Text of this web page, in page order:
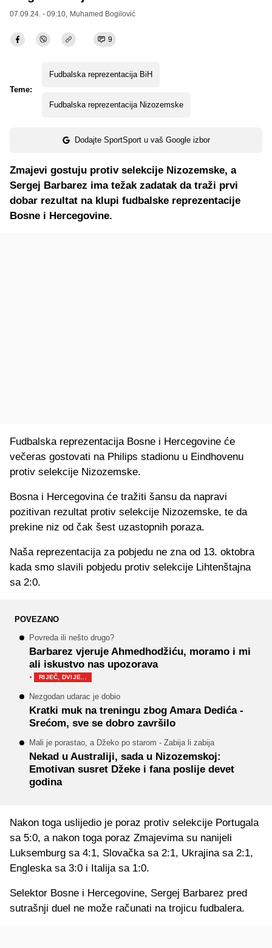
07.09.24. - 09:10, Muhamed Bogilović
9
Teme:
Fudbalska reprezentacija BiH
Fudbalska reprezentacija Nizozemske
Dodajte SportSport u vaš Google izbor
Zmajevi gostuju protiv selekcije Nizozemske, a
Sergej Barbarez ima težak zadatak da traži prvi
dobar rezultat na klupi fudbalske reprezentacije
Bosne i Hercegovine.
Fudbalska reprezentacija Bosne i Hercegovine će
večeras gostovati na Philips stadionu u Eindhovenu
protiv selekcije Nizozemske.
Bosna i Hercegovina će tražiti šansu da napravi
pozitivan rezultat protiv selekcije Nizozemske, te da
prekine niz od čak šest uzastopnih poraza.
Naša reprezentacija za pobjedu ne zna od 13. oktobra
kada smo slavili pobjedu protiv selekcije Lihtenštajna
sa 2:0.
POVEZANO
Povreda ili nešto drugo?
Barbarez vjeruje Ahmedhodžiću, moramo i mi
ali iskustvo nas upozorava
· RIJEČ, DVIJE...
Nezgodan udarac je dobio
Kratki muk na treningu zbog Amara Dedića -
Srećom, sve se dobro završilo
Mali je porastao, a Džeko po starom - Zabija li zabija
Nekad u Australiji, sada u Nizozemskoj:
Emotivan susret Džeke i fana poslije devet
godina
Nakon toga uslijedio je poraz protiv selekcije Portugala
sa 5:0, a nakon toga poraz Zmajevima su nanijeli
Luksemburg sa 4:1, Slovačka sa 2:1, Ukrajina sa 2:1,
Engleska sa 3:0 i Italija sa 1:0.
Selektor Bosne i Hercegovine, Sergej Barbarez pred
sutrašnji duel ne može računati na trojicu fudbalera.